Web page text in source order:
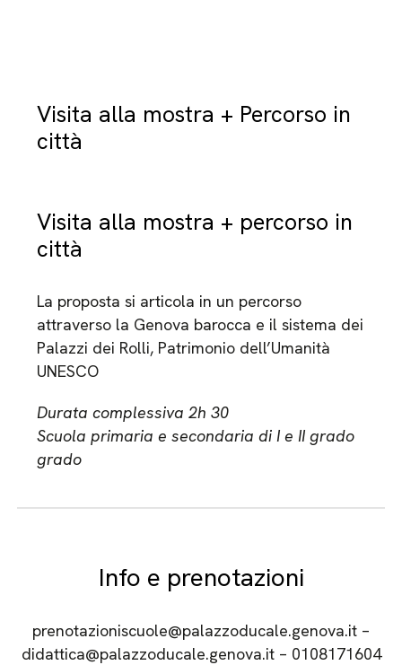
Visita alla mostra + Percorso in
città
Visita alla mostra + percorso in
città
La proposta si articola in un percorso
attraverso la Genova barocca e il sistema dei
Palazzi dei Rolli, Patrimonio dell’Umanità
UNESCO
Durata complessiva 2h 30
Scuola primaria e secondaria di I e II grado
grado
Info e prenotazioni
prenotazioniscuole@palazzoducale.genova.it –
didattica@palazzoducale.genova.it – 0108171604